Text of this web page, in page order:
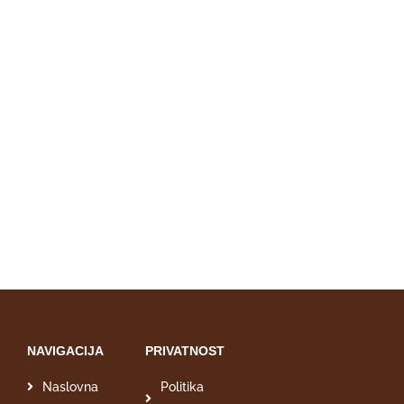
NAVIGACIJA
Naslovna
PRIVATNOST
Politika